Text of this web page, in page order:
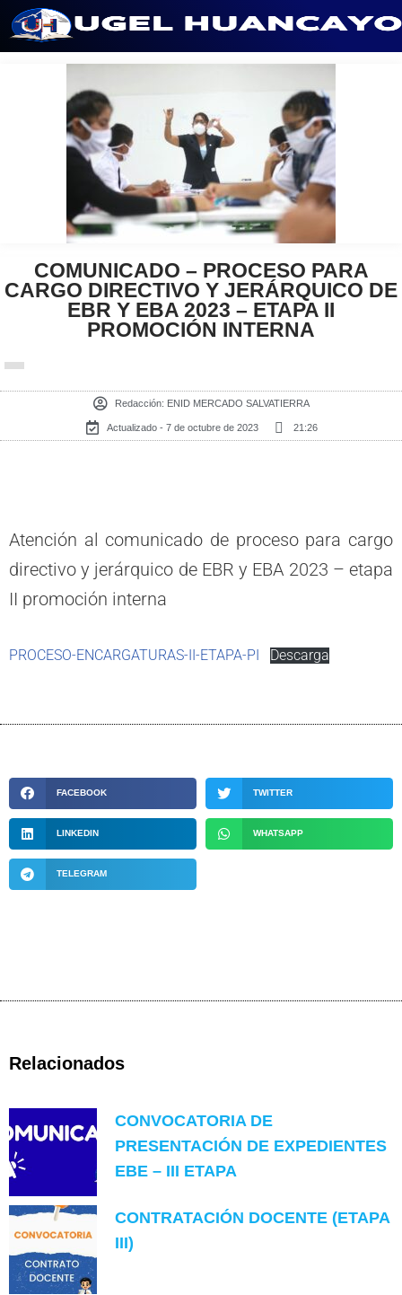
COMUNICADO – PROCESO PARA
CARGO DIRECTIVO Y JERÁRQUICO DE
EBR Y EBA 2023 – ETAPA II
PROMOCIÓN INTERNA
Redacción: ENID MERCADO SALVATIERRA
Actualizado - 7 de octubre de 2023 21:26
Atención al comunicado de proceso para cargo
directivo y jerárquico de EBR y EBA 2023 – etapa
II promoción interna
PROCESO-ENCARGATURAS-II-ETAPA-PI Descarga
FACEBOOK TWITTER
LINKEDIN WHATSAPP
TELEGRAM
Relacionados
CONVOCATORIA DE
PRESENTACIÓN DE EXPEDIENTES
EBE – III ETAPA
CONTRATACIÓN DOCENTE (ETAPA
III)